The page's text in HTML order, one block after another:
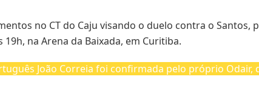
no CT do Caju visando o duelo contra o Santos,
na Arena da Baixada, em Curitiba.
João Correia foi confirmada pelo próprio Odair,